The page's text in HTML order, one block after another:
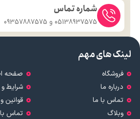
شماره تماس
05138937575 و 09357887575
لینک های مهم
فروشگاه
درباره ما
تماس با ما
وبلاگ
صفحه
شرایط
قوانین
تماس